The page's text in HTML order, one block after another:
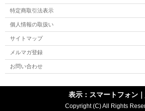
特定商取引法表示
個人情報の取扱い
サイトマップ
メルマガ登録
お問い合わせ
表示：スマートフォン｜
Copyright (C) All Rights